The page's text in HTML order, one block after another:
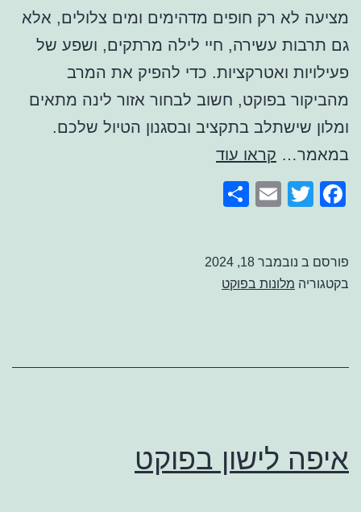
מציעה לא רק חופים מדהימים ומים צלולים, אלא
גם תרבות עשירה, חיי לילה מרתקים, ושפע של
פעילויות ואטרקציות. כדי להפיק את המרב
מהביקור בפוקט, חשוב לבחור אזור לינה מתאים
ומלון שישתלב בתקציב ובסגנון הטיול שלכם.
במאמר… קראו עודמלונות
Facebook
Twitter
Email
פורסם ב נובמבר 18, 2024
בקטגוריה מלונות בפוקט
איפה לישון בפוקט